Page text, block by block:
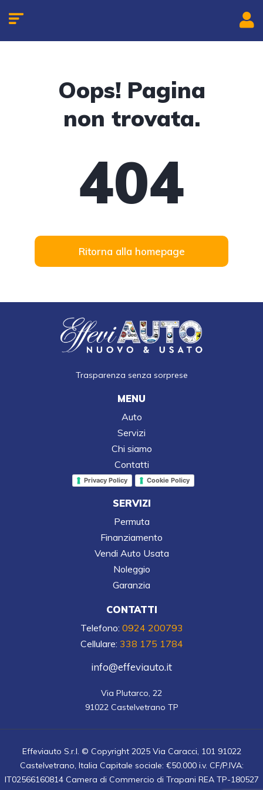
Oops! Pagina
non trovata.
404
Ritorna alla homepage
Trasparenza senza sorprese
MENU
Auto
Servizi
Chi siamo
Contatti
Privacy Policy Cookie Policy
SERVIZI
Permuta
Finanziamento
Vendi Auto Usata
Noleggio
Garanzia
CONTATTI
Telefono: 0924 200793
Cellulare: 338 175 1784
info@effeviauto.it
Via Plutarco, 22
91022 Castelvetrano TP
Effeviauto S.r.l. © Copyright 2025 Via Caracci, 101 91022
Castelvetrano, Italia Capitale sociale: €50.000 i.v. CF/P.IVA:
IT02566160814 Camera di Commercio di Trapani REA TP-180527